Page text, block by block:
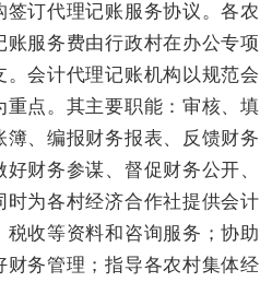
签订代理记账服务协议。各农
账服务费由行政村在办公专项
会计代理记账机构以规范会
点。其主要职能：审核、填
、编报财务报表、反馈财务
财务参谋、督促财务公开、
时为各村经济合作社提供会计
收等资料和咨询服务；协助
财务管理；指导各农村集体经